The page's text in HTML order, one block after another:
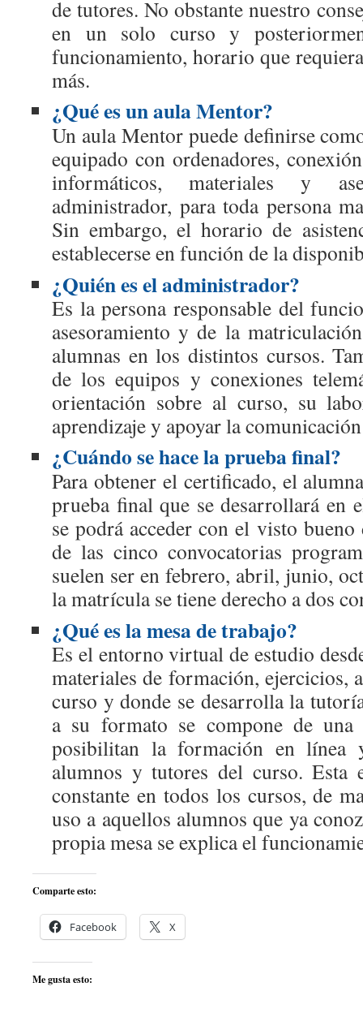
de tutores. No obstante nuestro
en un solo curso y
funcionamiento, horario que
más.
¿Qué es un aula Mentor?
Un aula Mentor puede definirse
equipado con ordenadores,
informáticos, materiales y
administrador, para toda persona
Sin embargo, el horario de
establecerse en función de la
¿Quién es el administrador?
Es la persona responsable del
asesoramiento y de la
alumnas en los distintos cursos.
de los equipos y conexiones
orientación sobre al curso, su
aprendizaje y apoyar la
¿Cuándo se hace la prueba final?
Para obtener el certificado, el
prueba final que se desarrollará en
se podrá acceder con el visto
de las cinco convocatorias
suelen ser en febrero, abril, junio,
la matrícula se tiene derecho a dos
¿Qué es la mesa de trabajo?
Es el entorno virtual de estudio
materiales de formación, ejercicios,
curso y donde se desarrolla la
a su formato se compone de una
posibilitan la formación en línea
alumnos y tutores del curso. Esta
constante en todos los cursos, de
uso a aquellos alumnos que ya
propia mesa se explica el
Comparte esto:
Facebook X
Me gusta esto: